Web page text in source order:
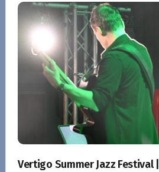
Vertigo Summer Jazz